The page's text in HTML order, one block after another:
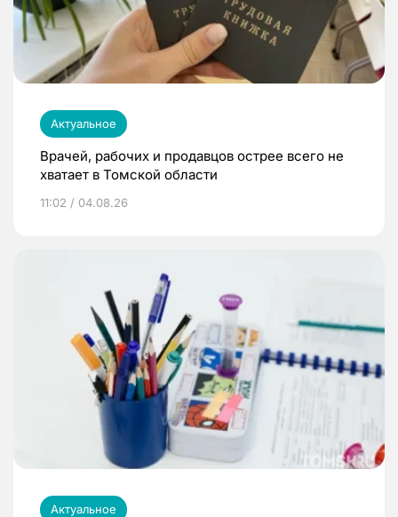
Актуальное
Врачей, рабочих и продавцов острее всего не
хватает в Томской области
11:02 / 04.08.26
Актуальное